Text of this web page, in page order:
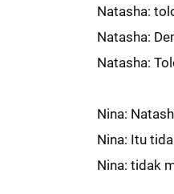
Natasha:
Natasha:
Natasha:
Nina:
Nina: Itu
Nina: tidak